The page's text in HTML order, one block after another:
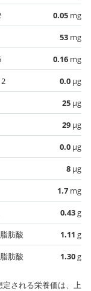
0.05 mg
53 mg
0.16 mg
0.0 µg
25 µg
29 µg
0.0 µg
8 µg
1.7 mg
0.43g
肪酸
1.11 g
肪酸
1.30g
される栄養価は、上